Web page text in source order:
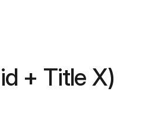
+ Title X)